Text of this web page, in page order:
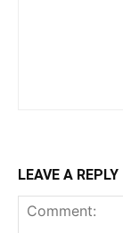
LEAVE A REPLY